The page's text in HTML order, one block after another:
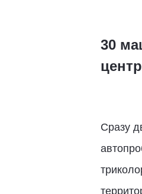
30
Сразу